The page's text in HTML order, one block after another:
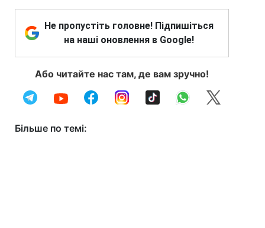
Не пропустіть головне! Підпишіться
на наші оновлення в Google!
Або читайте нас там, де вам зручно!
Більше по темі: